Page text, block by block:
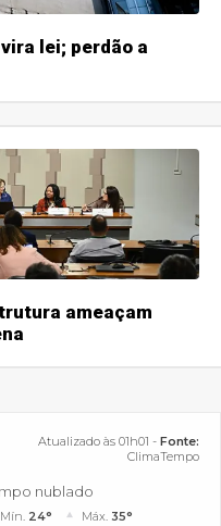
lei; perdão a
ameaçam
Atualizado às 01h01 - Fonte:
ClimaTempo
nublado
Mín. 24° Máx. 35°